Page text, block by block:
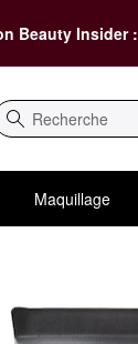
Beauty Insider :
Maquillage